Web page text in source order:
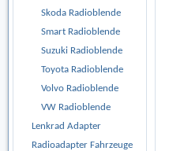
Skoda Radioblende
Smart Radioblende
Suzuki Radioblende
Toyota Radioblende
Volvo Radioblende
VW Radioblende
Lenkrad Adapter
Radioadapter Fahrzeuge